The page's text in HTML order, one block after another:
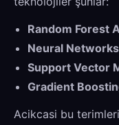
Random Forest
Neural
Support Vector
Gradient
Acikcasi bu